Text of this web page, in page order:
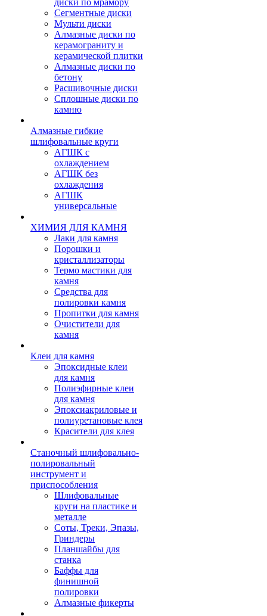
диски по мрамору
Сегментные диски
Мульти диски
Алмазные диски по
керамограниту и
керамической плитки
Алмазные диски по
бетону
Расшивочные диски
Сплошные диски по
камню
Алмазные гибкие
шлифовальные круги
АГШК с
охлаждением
АГШК без
охлаждения
АГШК
универсальные
ХИМИЯ ДЛЯ КАМНЯ
Лаки для камня
Порошки и
кристаллизаторы
Термо мастики для
камня
Средства для
полировки камня
Пропитки для камня
Очистители для
камня
Клеи для камня
Эпоксидные клеи
для камня
Полиэфирные клеи
для камня
Эпоксиакриловые и
полиуретановые клея
Красители для клея
Станочный шлифовально-
полировальный
инструмент и
приспособления
Шлифовальные
круги на пластике и
металле
Соты, Треки, Эпазы,
Гриндеры
Планшайбы для
станка
Баффы для
финишной
полировки
Алмазные фикерты